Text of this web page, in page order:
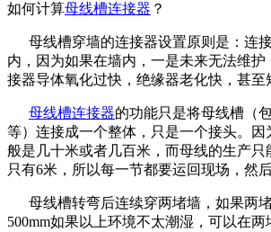
如何计算母线槽连接器 ？
母线槽穿墙的连接器设置原则是：连
内，因为如果在墙内，一是未来无法维
接器导体氧化过快，绝缘器老化快，甚至
母线槽连接器的功能只是将母线槽（
等）连接成一个整体，只是一个接头。因
般是几十米或者几百米，而母线的生产只
只有6米，所以每一节都要运回现场，然
母线槽转弯后连续穿两堵墙，如果两
500mm如果以上环境不太潮湿，可以在两